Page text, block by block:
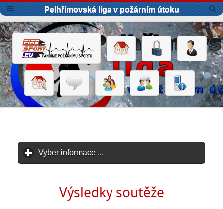
Pelhřimovská liga v požárním útoku
Vyber informace ...
Výsledky soutěže